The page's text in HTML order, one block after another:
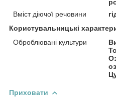
Вміст діючої речовини
Користувальницькі
Оброблювані культури
Приховати